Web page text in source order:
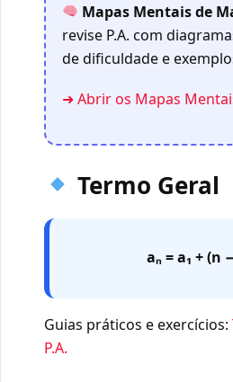
Mapas Mentais de
revise P.A. com
de dificuldade e
➜ Abrir os Mapas
Termo Geral
aₙ = a₁ + (n
Guias práticos e exercícios:
P.A.